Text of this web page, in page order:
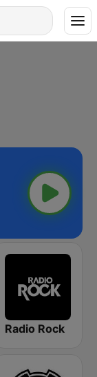
Radio Rock